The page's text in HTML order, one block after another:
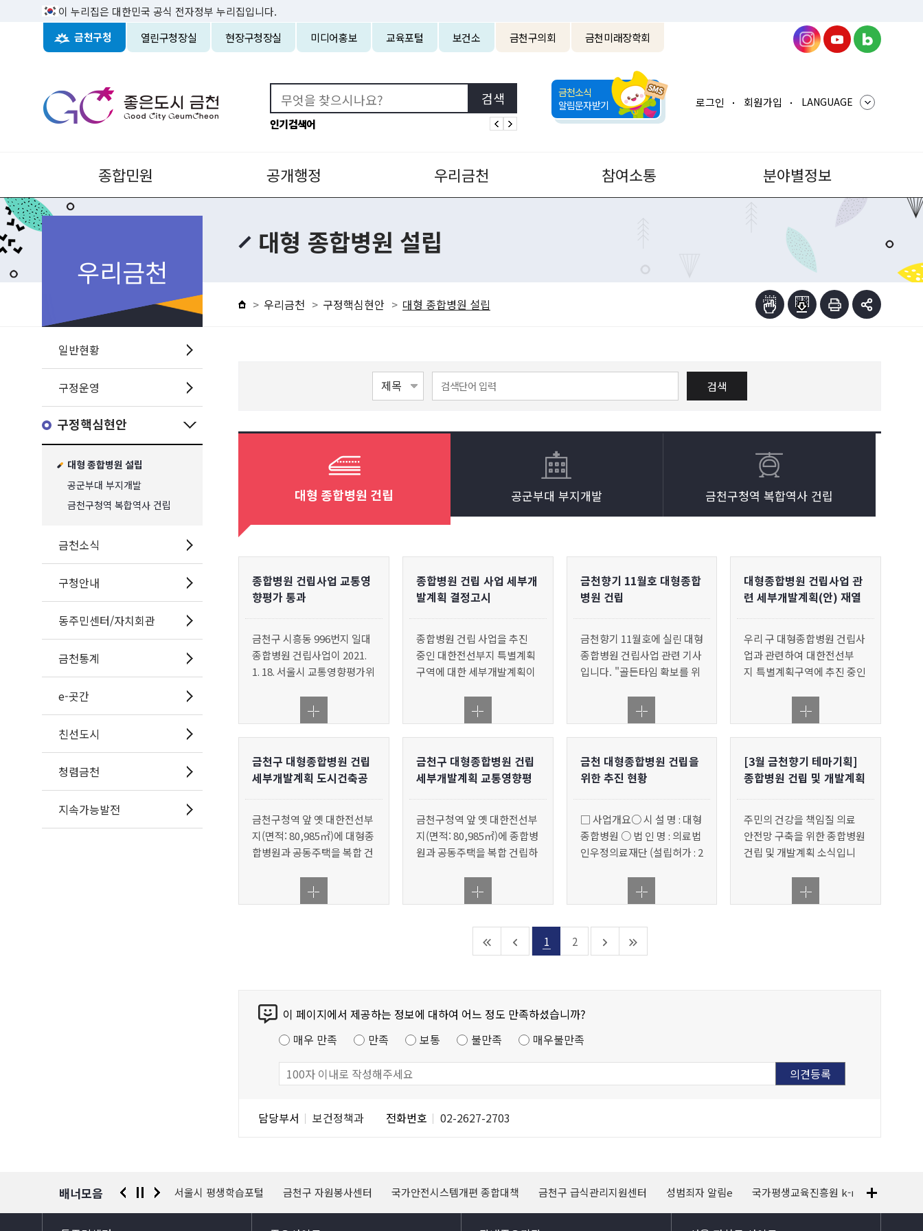
이 누리집은 대한민국 공식 전자정부 누리집입니다.
금천구청 열린구청장실 현장구청장실 미디어홍보 교육포털 보건소 금천구의회 금천미래장학회
인기검색어
금천소식
알림문자받기
로그인 회원가입 LANGUAGE
종합민원 공개행정 우리금천 참여소통 분야별정보
우리금천
일반현황
구정운영
구정핵심현안
대형 종합병원 설립
공군부대 부지개발
금천구청역 복합역사 건립
금천소식
구청안내
동주민센터/자치회관
금천통계
e-곳간
친선도시
청렴금천
지속가능발전
대형 종합병원 설립
우리금천 구정핵심현안 대형 종합병원 설립
검색
대형 종합병원 건립 공군부대 부지개발 금천구청역 복합역사 건립
종합병원 건립사업 교통영
향평가 통과
금천구 시흥동 996번지 일대
종합병원 건립사업이 2021.
1. 18. 서울시 교통영향평가위
다. 지난 2020. 6. 1. 종합병
원 사업부지를 포함한 대한전
선부지 특별계획구역의 세부
개발계획에 대한 교통영향평
가 심의를
종합병원 건립 사업 세부개
발계획 결정고시
종합병원 건립 사업을 추진
중인 대한전선부지 특별계획
구역에 대한 세부개발계획이
호(2020.11.12)로 결정 및 지
형도면 고시되었음을 알려드
립니다. ◈ 서울특별시고시
제2020-458호 도시관리계획
(금천구심 지구단위계획
금천향기 11월호 대형종합
병원 건립
금천향기 11월호에 실린 대형
종합병원 건립사업 관련 기사
입니다. "골든타임 확보를 위
페이지 - 금천구청
대형종합병원 건립사업 관
련 세부개발계획(안) 재열
우리 구 대형종합병원 건립사
업과 관련하여 대한전선부
지 특별계획구역에 추진 중인
하여 서울시 도시건축공동위
원회 심의결과를 반영하여 아
래와 같이 재열람공고하였음
을 알려드리니, 많은 관심 부
탁드립니다. &nbs
금천구 대형종합병원 건립
세부개발계획 도시건축공
금천구청역 앞 옛 대한전선부
지(면적: 80,985㎡)에 대형종
합병원과 공동주택을 복합 건
획구역 세부개발계획(안)’이
9월23일(수) 실시한 2020년
금천구 대형종합병원 건립
세부개발계획 교통영향평
금천구청역 앞 옛 대한전선부
지(면적: 80,985㎡)에 종합병
원과 공동주택을 복합 건립하
역 세부개발계획(안)’이 지난
6월1일(월) 서울시 교통영향
기에는 서울시 도시건
금천 대형종합병원 건립을
위한 추진 현황
□ 사업개요○ 시 설 명 : 대형
종합병원 ○ 법 인 명 : 의료법
인우정의료재단 (설립허가 : 2
시 금천구 시흥동 996번지 일
대○ 병원규모 &nb
[3월 금천향기 테마기획]
종합병원 건립 및 개발계획
주민의 건강을 책임질 의료
안전망 구축을 위한 종합병원
건립 및 개발계획 소식입니
1 2
이 페이지에서 제공하는 정보에 대하여 어느 정도 만족하셨습니까?
매우 만족
만족 보통 불만족 매우불만족
담당부서 보건정책과 전화번호 02-2627-2703
배너모음
경찰청 유실물 통합포털 서울시 평생학습포털 금천구 자원봉사센터 국가안전시스템개편 종합대책 금천구 급식관리지원센터 성범죄자 알림e 국가평생교육진흥원 k-mooc